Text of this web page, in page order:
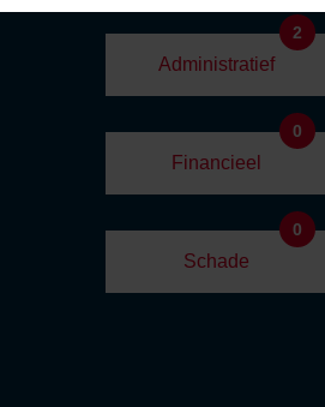
Administratief
2
Financieel
0
Schade
0